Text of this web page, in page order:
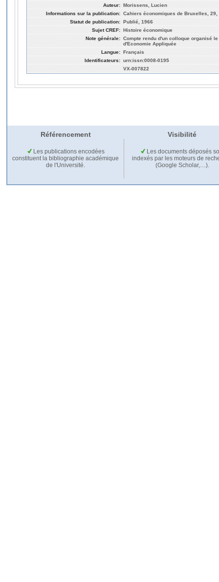
Auteur: Morissens, Lucien
Informations sur la publication: Cahiers économiques de Bruxelles, 29,
Statut de publication: Publié, 1966
Sujet CREF: Histoire économique
Note générale: Compte rendu d'un colloque organisé
d'Economie Appliquée
Langue: Français
Identificateurs: urn:issn:0008-0195
VX-007822
Référencement Visibilité
Les publications encodées
constituent la bibliographie académique
de l'Université.
Les documents déposés
indexés par les moteurs de
(Google Scholar,…).